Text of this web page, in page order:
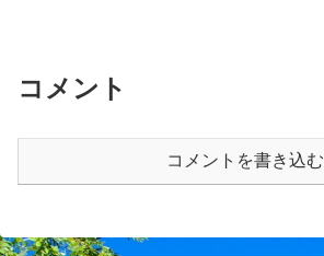
コメント
コメントを書き込む